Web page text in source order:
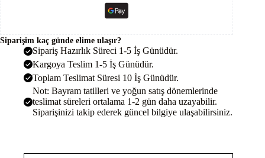
Siparişim kaç günde elime ulaşır?
Sipariş Hazırlık Süreci 1-5 İş Günüdür.
Kargoya Teslim 1-5 İş Günüdür.
Toplam Teslimat Süresi 10 İş Günüdür.
Not: Bayram tatilleri ve yoğun satış dönemlerinde
teslimat süreleri ortalama 1-2 gün daha uzayabilir.
Siparişinizi takip ederek güncel bilgiye ulaşabilirsiniz.